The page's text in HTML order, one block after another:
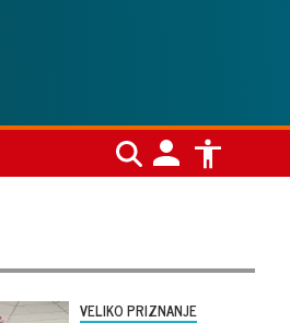
VELIKO PRIZNANJE